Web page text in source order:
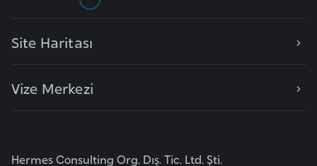
Site Haritası
Vize Merkezi
Hermes Consulting Org. Dış. Tic. Ltd. Şti.
i
i